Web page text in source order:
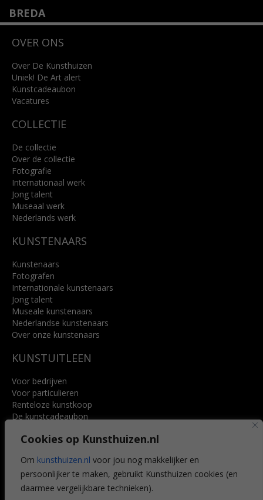
Cookies op Kunsthuizen.nl
Om kunsthuizen.nl voor jou nog makkelijker en
persoonlijker te maken, gebruikt Kunsthuizen cookies (en
daarmee vergelijkbare technieken).
BREDA
4818 SB Breda
info@kunsthuisbreda.nl
Lees meer
OVER ONS
Over De Kunsthuizen
Uniek! De Art alert
Kunstcadeaubon
Vacatures
COLLECTIE
De collectie
Over de collectie
Fotografie
Internationaal werk
Jong talent
Museaal werk
Nederlands werk
KUNSTENAARS
Kunstenaars
Fotografen
Internationale kunstenaars
Jong talent
Museale kunstenaars
Nederlandse kunstenaars
Over onze kunstenaars
KUNSTUITLEEN
Voor bedrijven
Voor particulieren
Renteloze kunstkoop
De kunstcadeaubon
Voordelen
Veelgestelde vragen
CONTACT